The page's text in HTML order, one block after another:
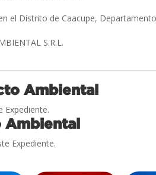
el Distrito de Caacupe,
S.R.L.
Ambiental
Expediente.
Ambiental
Expediente.